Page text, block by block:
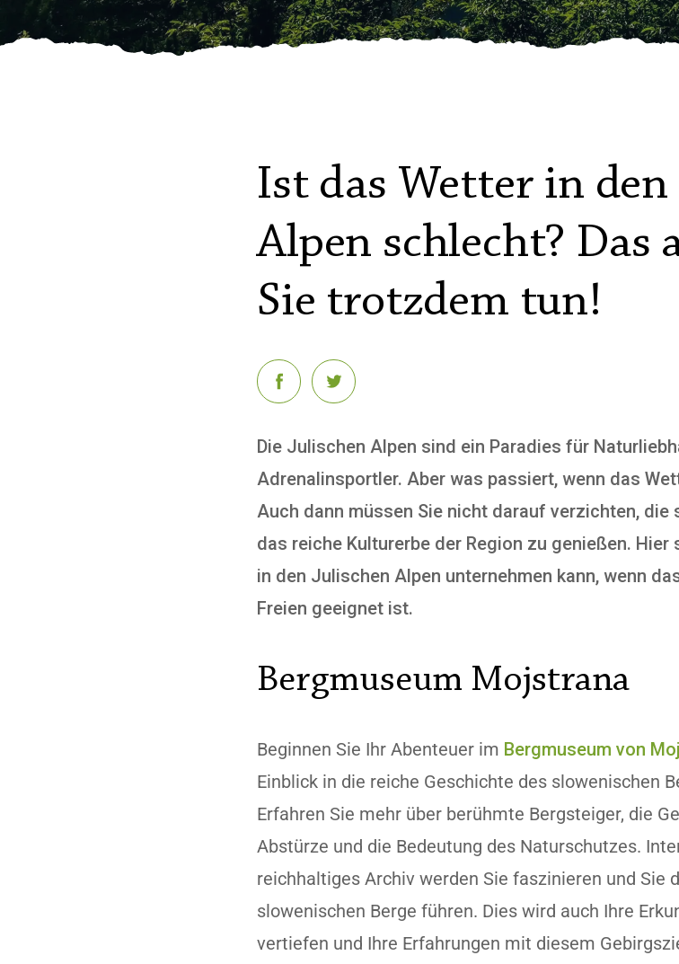
Ist das Wetter in
Alpen schlecht? Das
Sie trotzdem tun!
Die Julischen Alpen sind ein Paradies für
Adrenalinsportler. Aber was passiert, wenn das
Auch dann müssen Sie nicht darauf verzichten, die
das reiche Kulturerbe der Region zu genießen.
in den Julischen Alpen unternehmen kann, wenn
Freien geeignet ist.
Bergmuseum Mojstrana
Beginnen Sie Ihr Abenteuer im Bergmuseum von
Einblick in die reiche Geschichte des slowenischen
Erfahren Sie mehr über berühmte Bergsteiger, die
Abstürze und die Bedeutung des Naturschutzes.
reichhaltiges Archiv werden Sie faszinieren und Sie
slowenischen Berge führen. Dies wird auch Ihre
vertiefen und Ihre Erfahrungen mit diesem